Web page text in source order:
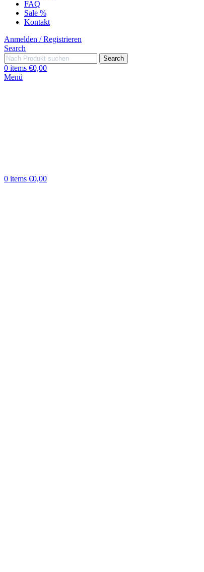
FAQ
Sale %
Kontakt
Anmelden / Registrieren
Search
Search
0 items €0,00
Menü
0 items €0,00